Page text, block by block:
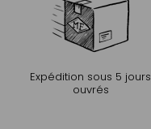
Expédition sous 5 jours
ouvrés